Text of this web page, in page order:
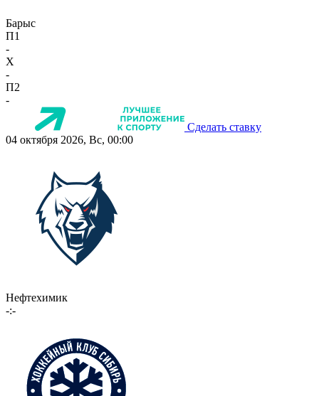
Барыс
П1
-
X
-
П2
-
Сделать ставку
04 октября 2026, Вс, 00:00
Нефтехимик
-:-